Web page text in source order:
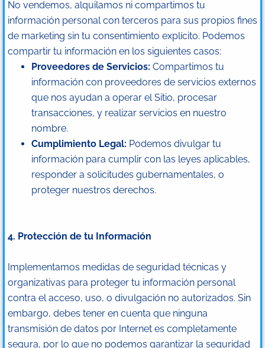
No vendemos, alquilamos ni compartimos tu
información personal con terceros para sus propios fines
de marketing sin tu consentimiento explícito. Podemos
compartir tu información en los siguientes casos:
Proveedores de Servicios: Compartimos tu
información con proveedores de servicios externos
que nos ayudan a operar el Sitio, procesar
transacciones, y realizar servicios en nuestro
nombre.
Cumplimiento Legal: Podemos divulgar tu
información para cumplir con las leyes aplicables,
responder a solicitudes gubernamentales, o
proteger nuestros derechos.
4. Protección de tu Información
Implementamos medidas de seguridad técnicas y
organizativas para proteger tu información personal
contra el acceso, uso, o divulgación no autorizados. Sin
embargo, debes tener en cuenta que ninguna
transmisión de datos por Internet es completamente
segura, por lo que no podemos garantizar la seguridad